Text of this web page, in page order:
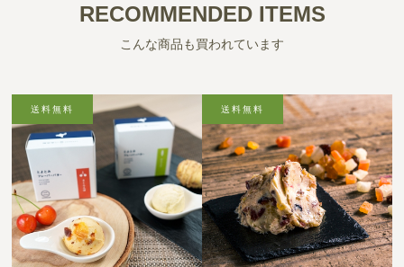
RECOMMENDED ITEMS
こんな商品も買われています